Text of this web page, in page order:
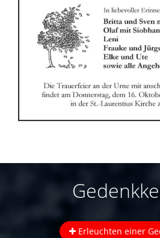
Erleuchten einer